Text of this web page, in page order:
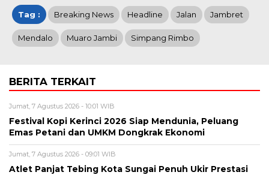
Tag : Breaking News Headline Jalan Jambret
Mendalo Muaro Jambi Simpang Rimbo
BERITA TERKAIT
Jumat, 7 Agustus 2026 - 10:01 WIB
Festival Kopi Kerinci 2026 Siap Mendunia, Peluang
Emas Petani dan UMKM Dongkrak Ekonomi
Jumat, 7 Agustus 2026 - 09:01 WIB
Atlet Panjat Tebing Kota Sungai Penuh Ukir Prestasi